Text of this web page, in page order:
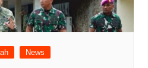
News